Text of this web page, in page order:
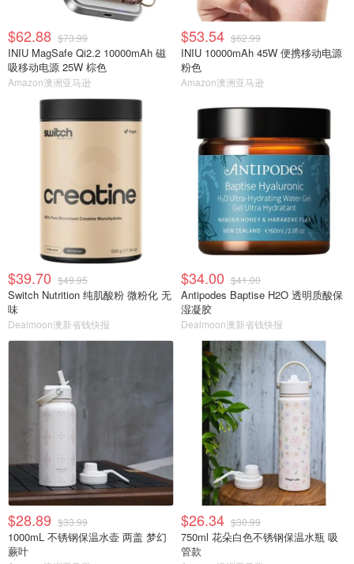
$62.88 $73.99
INIU MagSafe Qi2.2 10000mAh 磁
吸移动电源 25W 棕色
Amazon澳洲亚马逊
$53.54 $62.99
INIU 10000mAh 45W 便携移动电源
粉色
Amazon澳洲亚马逊
$39.70 $49.95
Switch Nutrition 纯肌酸粉 微粉化 无
味
Dealmoon澳新省钱快报
$34.00 $41.00
Antipodes Baptise H2O 透明质酸保
湿凝胶
Dealmoon澳新省钱快报
$28.89 $33.99
1000mL 不锈钢保温水壶 两盖 梦幻
蕨叶
$26.34 $30.99
750ml 花朵白色不锈钢保温水瓶 吸
管款